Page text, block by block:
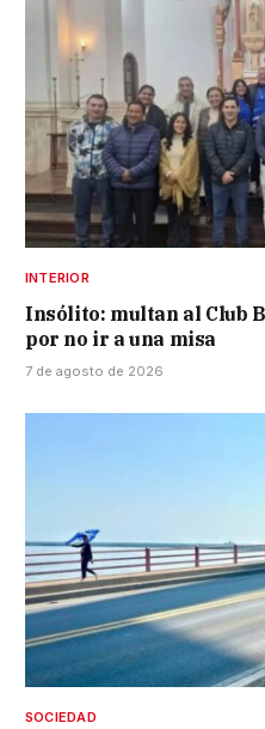
INTERIOR
Insólito: multan al Club
por no ir a una misa
7 de agosto de 2026
SOCIEDAD